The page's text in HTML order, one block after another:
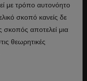
με τρόπο αυτονόητο
σκοπό κανείς δε
σκοπός αποτελεί μια
θεωρητικές